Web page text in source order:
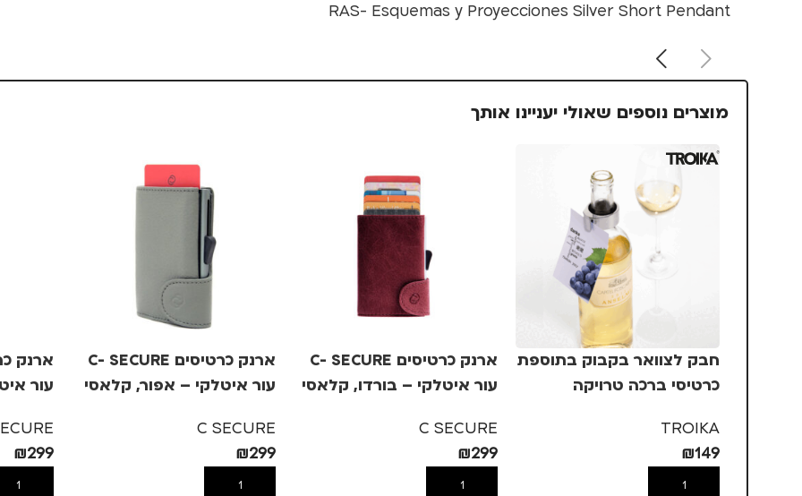
RAS- Esquemas y Proyecciones Silver Short Pendant
מוצרים נוספים שאולי יעניינו אותך
חבק לצוואר בקבוק בתוספת
כרטיסי ברכה טרויקה
TROIKA
₪149
הוספה לסל
ארנק כרטיסים C- SECURE
עור איטלקי – בורדו, קלאסי
C SECURE
₪299
הוספה לסל
ארנק כרטיסים C- SECURE
עור איטלקי – אפור, קלאסי
C SECURE
₪299
הוספה לסל
₪299
הוספה